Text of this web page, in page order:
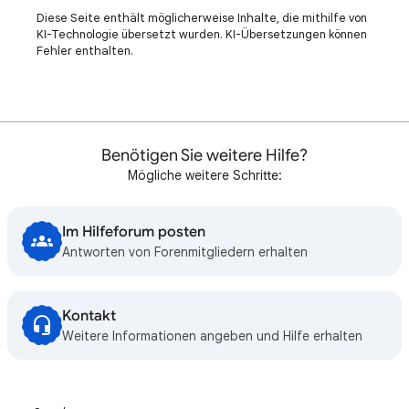
Diese Seite enthält möglicherweise Inhalte, die mithilfe von
KI-Technologie übersetzt wurden. KI-Übersetzungen können
Fehler enthalten.
Benötigen Sie weitere Hilfe?
Mögliche weitere Schritte:
Im Hilfeforum posten
Antworten von Forenmitgliedern erhalten
Kontakt
Weitere Informationen angeben und Hilfe erhalten